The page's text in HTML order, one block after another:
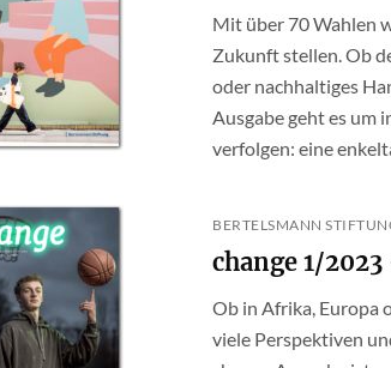
Mit über 70 Wahlen
Zukunft stellen. Ob
oder nachhaltiges
Ausgabe geht es um
verfolgen: eine
BERTELSMANN
change 1/
Ob in Afrika, Europa
viele Perspektiven